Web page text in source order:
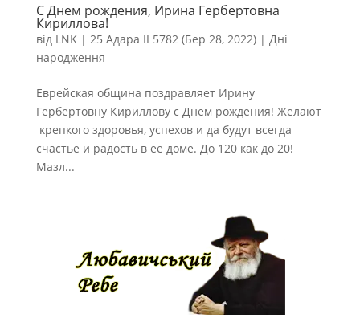
С Днем рождения, Ирина Гербертовна
Кириллова!
від LNK | 25 Адара II 5782 (Бер 28, 2022)| Дні
народження
Еврейская община поздравляет Ирину
Гербертовну Кириллову с Днем рождения! Желают
крепкого здоровья, успехов и да будут всегда
счастье и радость в её доме. До 120 как до 20!
Мазл...